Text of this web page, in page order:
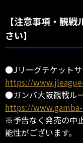
【注意事項・観
さい】
●Jリーグチケット
https://
●ガンバ大阪観戦ル
https://
※予告なく発売の中
能性がございます。